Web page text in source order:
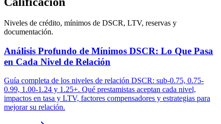
Niveles de crédito, mínimos de DSCR, LTV, reservas y
documentación.
Análisis Profundo de Mínimos DSCR: Lo Que Pasa
en Cada Nivel de Relación
Guía completa de los niveles de relación DSCR: sub-0.75, 0.75-
0.99, 1.00-1.24 y 1.25+. Qué prestamistas aceptan cada nivel,
impactos en tasa y LTV, factores compensadores y estrategias para
mejorar su relación.